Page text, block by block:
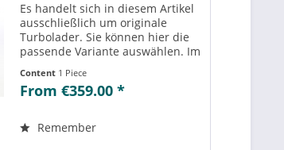
Es handelt sich in diesem Artikel
ausschließlich um originale
Turbolader. Sie können hier die
passende Variante auswählen. Im
Teilenummern“ können Sie die zu
der ausgewählten Variante
einsehen....
Content 1 Piece
From €359.00 *
Remember